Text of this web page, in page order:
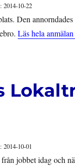
10-22
Den
Läs hela
10-01
jobbet idag och